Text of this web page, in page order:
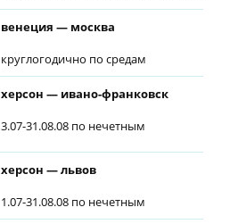
венеция — москва
круглогодично по средам
херсон — ивано-франковск
3.07-31.08.08 по нечетным
херсон — львов
1.07-31.08.08 по нечетным